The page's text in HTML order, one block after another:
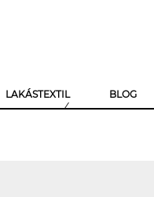
LAKÁSTEXTIL BLOG